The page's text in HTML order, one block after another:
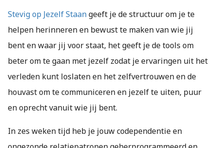
Stevig op Jezelf Staangeeft je de structuur om je te
helpen herinneren en bewust te maken van wie jij
bent en waar jij voor staat, het geeft je de tools om
beter om te gaan met jezelf zodat je ervaringen uit het
verleden kunt loslaten en het zelfvertrouwen en de
houvast om te communiceren en jezelf te uiten, puur
en oprecht vanuit wie jij bent.
In zes weken tijd heb je jouw codependentie en